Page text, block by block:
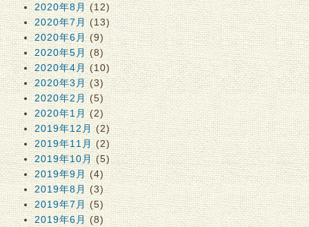
2020年8月(12)
2020年7月(13)
2020年6月(9)
2020年5月 (8)
2020年4月(10)
2020年3月(3)
2020年2月 (5)
2020年1月 (2)
2019年12月 (2)
2019年11月(2)
2019年10月(5)
2019年9月 (4)
2019年8月 (3)
2019年7月(5)
2019年6月(8)